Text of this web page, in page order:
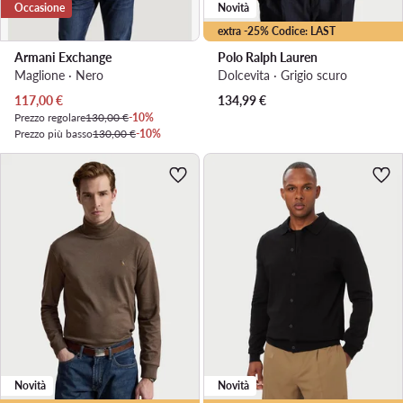
Occasione
Armani Exchange
Maglione · Nero
Prezzo attuale
117,00€
Prezzo regolare130,00 €-10%
Prezzo più basso130,00 €-10%
extra -25% Codice: LAST
Novità
Polo Ralph Lauren
Dolcevita · Grigio scuro
134,99€
Novità
Novità